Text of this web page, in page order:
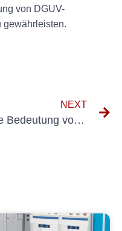
von DGUV-
gewährleisten.
NEXT
Die Bedeutung von UVV-Rolltoren für die Gewährleistung der Sicherheit am Arbeitsplatz